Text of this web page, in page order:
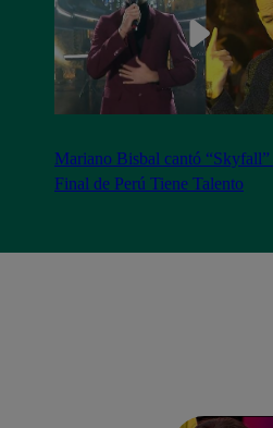
Mariano Bisbal cantó
Final de Perú Tiene Talento